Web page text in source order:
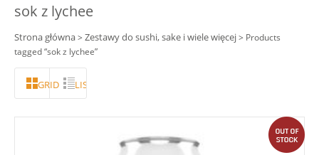
sok z lychee
Strona główna> Zestawy do sushi, sake i wiele więcej> Products
tagged “sok z lychee”
GRID LISTA